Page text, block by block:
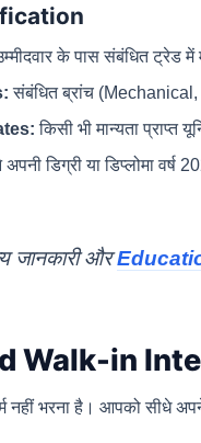
के पास संबंधित ट्रेड में
संबंधित ब्रांच (Mechanical,
किसी भी मान्यता प्राप्त
अपनी डिग्री या डिप्लोमा
जानकारी और
Walk-in
नहीं भरना है। आपको सीधे